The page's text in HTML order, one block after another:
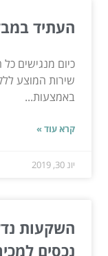
העתיד
כיום מנגישים
שירות המוצע
באמצעות...
קרא עוד »
יונ 30, 2019
השקעות
נכסים